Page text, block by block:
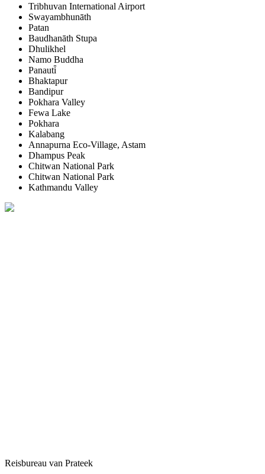
Tribhuvan International Airport
Swayambhunāth
Patan
Baudhanāth Stupa
Dhulikhel
Namo Buddha
Panauti̇̄
Bhaktapur
Bandipur
Pokhara Valley
Fewa Lake
Pokhara
Kalabang
Annapurna Eco-Village, Astam
Dhampus Peak
Chitwan National Park
Chitwan National Park
Kathmandu Valley
Reisbureau van Prateek